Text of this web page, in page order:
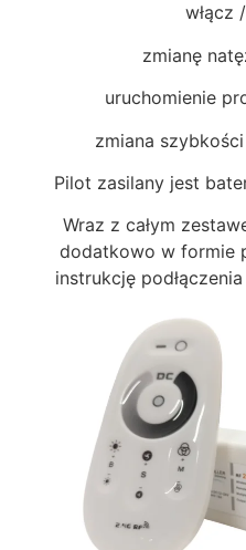
włącz
zmianę
uruchomienie
zmiana
Pilot zasilany jest
Wraz z całym
dodatkowo w formie
instrukcję